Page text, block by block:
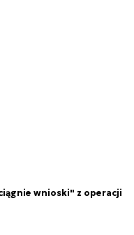
wnioski" z operacji